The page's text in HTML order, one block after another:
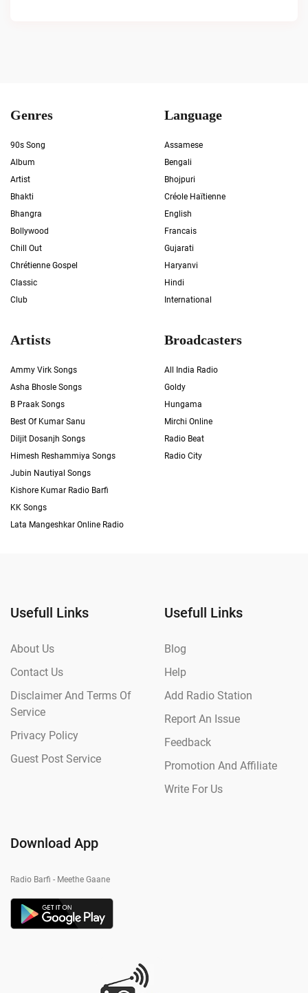
Genres
90s Song
Album
Artist
Bhakti
Bhangra
Bollywood
Chill Out
Chrétienne Gospel
Classic
Club
Language
Assamese
Bengali
Bhojpuri
Créole Haïtienne
English
Francais
Gujarati
Haryanvi
Hindi
International
Artists
Ammy Virk Songs
Asha Bhosle Songs
B Praak Songs
Best Of Kumar Sanu
Diljit Dosanjh Songs
Himesh Reshammiya Songs
Jubin Nautiyal Songs
Kishore Kumar Radio Barfi
KK Songs
Lata Mangeshkar Online Radio
Broadcasters
All India Radio
Goldy
Hungama
Mirchi Online
Radio Beat
Radio City
Usefull Links
About Us
Contact Us
Disclaimer And Terms Of
Service
Privacy Policy
Guest Post Service
Usefull Links
Blog
Help
Add Radio Station
Report An Issue
Feedback
Promotion And Affiliate
Write For Us
Download App
Radio Barfi - Meethe Gaane